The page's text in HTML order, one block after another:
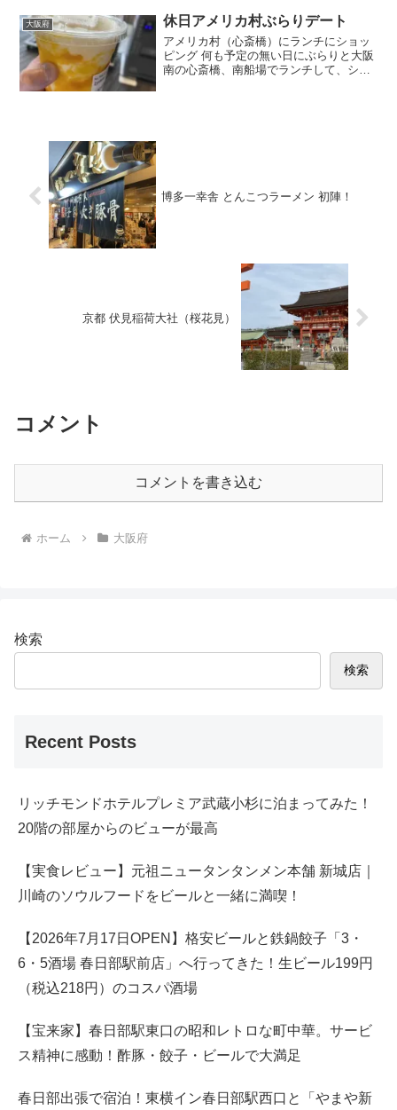
ラブ それ以外はGOODです。 ★4.5 料金
が...
大阪府 休日アメリカ村ぶらりデート
アメリカ村（心斎橋）にランチにショッ
ピング 何も予定の無い日にぶらりと大阪
南の心斎橋、南船場でランチして、ショ
博多一幸舎 とんこつラーメン 初陣！
京都 伏見稲荷大社（桜花見）
コメント
コメントを書き込む
ホーム 大阪府
検索
検索
Recent Posts
リッチモンドホテルプレミア武蔵小杉に泊まってみた！
20階の部屋からのビューが最高
【実食レビュー】元祖ニュータンタンメン本舗 新城店｜
川崎のソウルフードをビールと一緒に満喫！
【2026年7月17日OPEN】格安ビールと鉄鍋餃子「3・
6・5酒場 春日部駅前店」へ行ってきた！生ビール199円
（税込218円）のコスパ酒場
【宝来家】春日部駅東口の昭和レトロな町中華。サービ
ス精神に感動！酢豚・餃子・ビールで大満足
春日部出張で宿泊！東横イン春日部駅西口と「やまや新